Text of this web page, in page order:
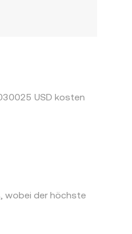
USD kosten
wobei der höchste